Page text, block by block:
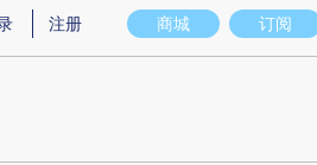
图存在偏差。不代表财新观点和立场。推荐
商城 订阅
注册